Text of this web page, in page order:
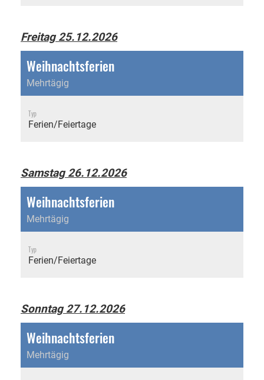
Freitag 25.12.2026
Weihnachtsferien
Mehrtägig
Typ
Ferien/Feiertage
Samstag 26.12.2026
Weihnachtsferien
Mehrtägig
Typ
Ferien/Feiertage
Sonntag 27.12.2026
Weihnachtsferien
Mehrtägig